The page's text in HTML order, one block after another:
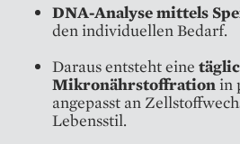
DNA-Analyse mittels
den individuellen Bedarf.
Daraus entsteht eine
Mikronährstoffration in
angepasst an
Lebensstil.